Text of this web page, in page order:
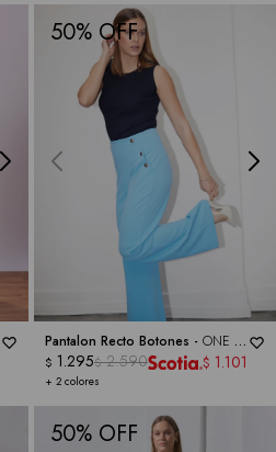
50
Pantalon Recto Botones - ONE 5
ONE
+ 2 colores
$ 1.295$ 2.590 $ 1.101
50